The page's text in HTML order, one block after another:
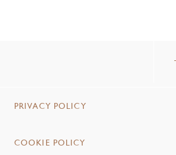
PRIVACY POLICY
COOKIE POLICY